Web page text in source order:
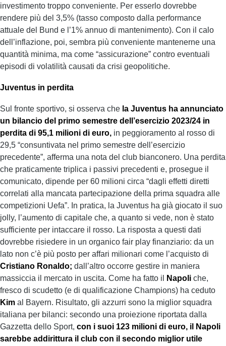
investimento troppo conveniente. Per esserlo dovrebbe
rendere più del 3,5% (tasso composto dalla performance
attuale del Bund e l’1% annuo di mantenimento). Con il calo
dell’inflazione, poi, sembra più conveniente mantenerne una
quantità minima, ma come “assicurazione” contro eventuali
episodi di volatilità causati da crisi geopolitiche.
Juventus in perdita
Sul fronte sportivo, si osserva che la Juventus ha annunciato
un bilancio del primo semestre dell’esercizio 2023/24 in
perdita di 95,1 milioni di euro, in peggioramento al rosso di
29,5 “consuntivata nel primo semestre dell’esercizio
precedente”, afferma una nota del club bianconero. Una perdita
che praticamente triplica i passivi precedenti e, prosegue il
comunicato, dipende per 60 milioni circa “dagli effetti diretti
correlati alla mancata partecipazione della prima squadra alle
competizioni Uefa”. In pratica, la Juventus ha già giocato il suo
jolly, l’aumento di capitale che, a quanto si vede, non è stato
sufficiente per intaccare il rosso. La risposta a questi dati
dovrebbe risiedere in un organico fair play finanziario: da un
lato non c’è più posto per affari milionari come l’acquisto di
Cristiano Ronaldo; dall’altro occorre gestire in maniera
massiccia il mercato in uscita. Come ha fatto il
Napoli che,
fresco di scudetto (e di qualificazione Champions) ha ceduto
Kim al Bayern. Risultato, gli azzurri sono la miglior squadra
italiana per bilanci: secondo una proiezione riportata dalla
Gazzetta dello Sport, con i suoi 123 milioni di euro, il Napoli
sarebbe addirittura il club con il secondo miglior utile